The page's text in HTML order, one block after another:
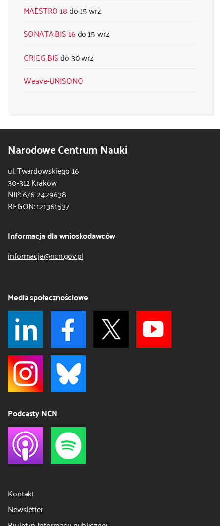
MAESTRO 18
15 wrz
SONATA BIS 16
15 wrz
GRIEG BIS
30 wrz
Weave-UNISONO
Narodowe Centrum Nauki
ul. Twardowskiego 16
30-312 Kraków
NIP: 676 2429638
REGON: 121361537
Informacja dla wnioskodawców
informacja@ncn.gov.pl
Media społecznościowe
Podcasty NCN
Kontakt
Newsletter